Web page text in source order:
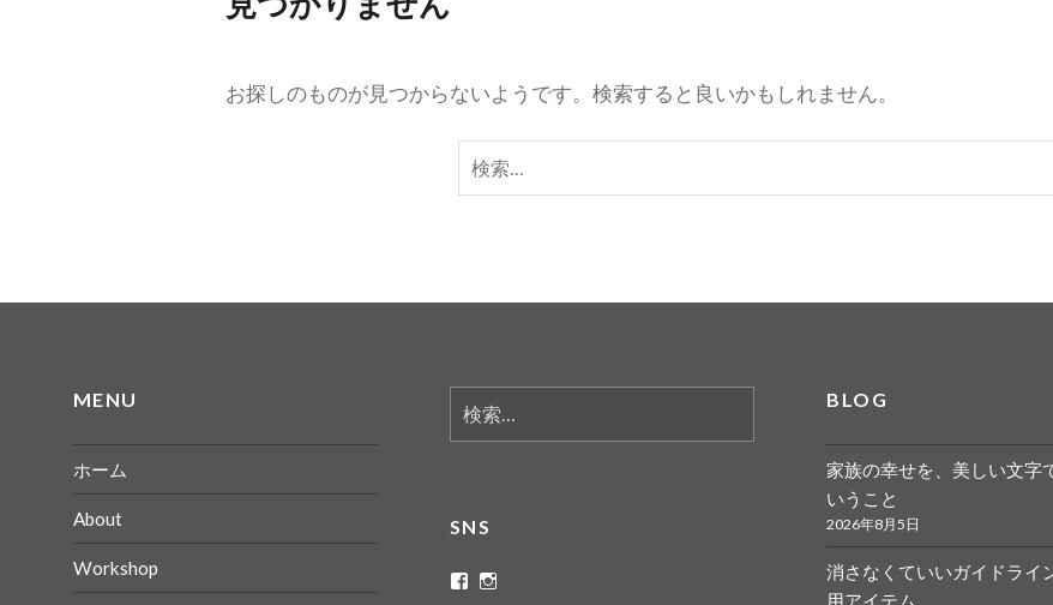
お探しのものが見つからないようです。検索すると良いかもしれません。
検
索:
MENU
ホーム
About
Workshop
索:
BLOG
家族の幸せを、美しい文字
いうこと
2026年8月5日
消さなくていいガイドライ
用アイテム
SNS
ritaflower.calligraphy
rita_ym